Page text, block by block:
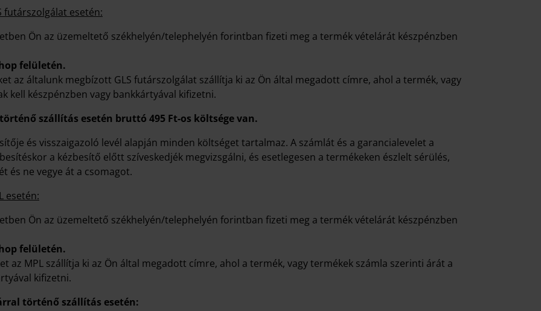
futárszolgálat esetén:
Ön az üzemeltető székhelyén/telephelyén forintban fizeti meg a termék vételárát készpénzben
felületén.
az általunk megbízott GLS futárszolgálat szállítja ki az Ön által megadott címre, ahol a termék, vagy
kell készpénzben vagy bankkártyával kifizetni.
szállítás esetén bruttó 495 Ft-os költsége van.
és visszaigazoló levél alapján minden költséget tartalmaz. A számlát és a garancialevelet a
a kézbesítő előtt szíveskedjék megvizsgálni, és esetlegesen a termékeken észlelt sérülés,
és ne vegye át a csomagot.
esetén:
Ön az üzemeltető székhelyén/telephelyén forintban fizeti meg a termék vételárát készpénzben
felületén.
az MPL szállítja ki az Ön által megadott címre, ahol a termék, vagy termékek számla szerinti árát a
kifizetni.
történő szállítás esetén: